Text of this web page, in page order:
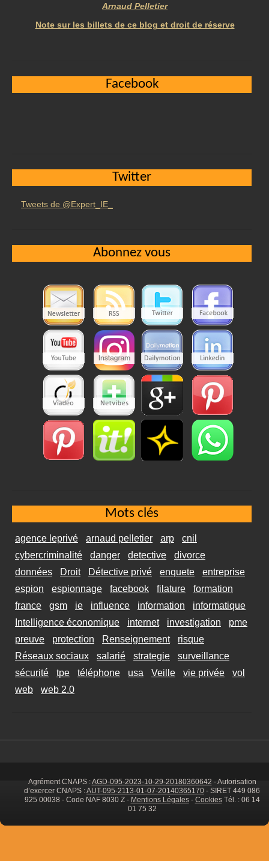
Arnaud Pelletier
Note sur les billets de ce blog et droit de réserve
Facebook
Twitter
Tweets de @Expert_IE_
Abonnez vous
Mots clés
agence leprivé arnaud pelletier arp
cnil
cybercriminalité
danger detective
divorce
données
Droit Détective privé enquete
entreprise
espion
espionnage facebook filature
formation
france
gsm ie influence information
informatique
Intelligence économique
internet investigation
pme
preuve
protection Renseignement
risque
Réseaux sociaux
salarié strategie
surveillance
sécurité
tpe téléphone usa Veille vie privée
vol
web
web 2.0
Agrément CNAPS :AGD-095-2023-10-29-20180360642 - Autorisation
d’exercer CNAPS :AUT-095-2113-01-07-20140365170 - SIRET 449 086
925 00038 - Code NAF 8030 Z - Mentions Légales- CookiesTél. : 06 14
01 75 32